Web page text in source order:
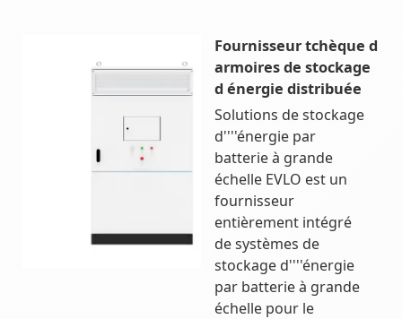
Fournisseur tchèque d
armoires de stockage
d énergie distribuée
Solutions de stockage
d''''énergie par
batterie à grande
échelle EVLO est un
fournisseur
entièrement intégré
de systèmes de
stockage d''''énergie
par batterie à grande
échelle pour le